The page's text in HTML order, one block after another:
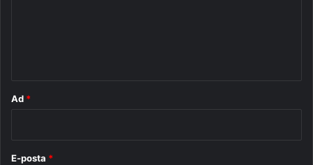
Ad *
E-posta *